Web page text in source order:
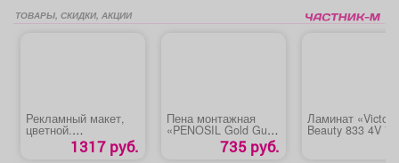
ТОВАРЫ, СКИДКИ, АКЦИИ
Рекламный макет,
цветной.
Предпоследняя
полоса и вкладка.
1317 руб.
Пена монтажная
«PENOSIL Gold Gun
65 ПРОФ» зима
735 руб.
Ламинат «Victory
Beauty 833 4V
Дуб парящий»